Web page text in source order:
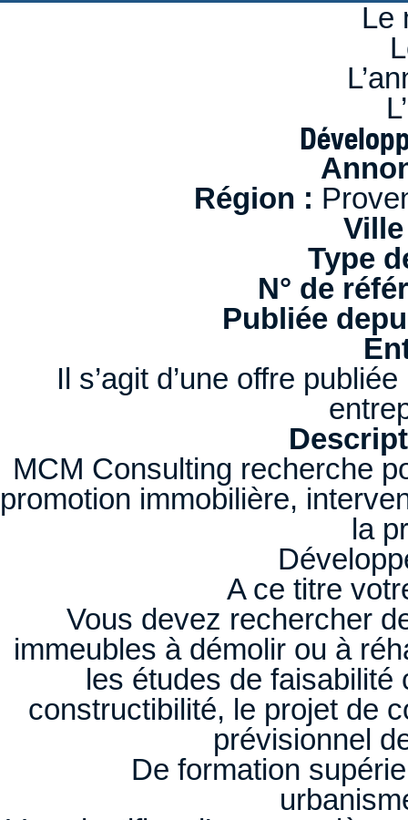
Le
Région :
Type
N° de
Publiée
Il s’agit d’une offre
MCM Consulting recherche
promotion immobilière,
la
A ce titre
Vous devez rechercher
immeubles à démolir ou à
les études de faisabilité
constructibilité, le projet de
prévisionnel
De formation